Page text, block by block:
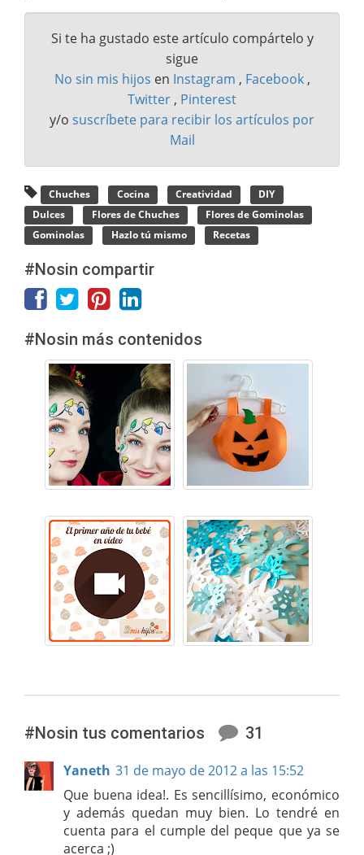
Si te ha gustado este artículo compártelo y
sigue
No sin mis hijos en Instagram , Facebook ,
Twitter , Pinterest
y/o suscríbete para recibir los artículos por
Mail
Chuches Cocina Creatividad
DIY
Dulces
Flores de Chuches
Flores de Gominolas
Gominolas
Hazlo tú mismo Recetas
#Nosin compartir
#Nosin más contenidos
#Nosin tus comentarios 31
Yaneth 31 de mayo de 2012 a las 15:52
Que buena idea!. Es sencillísimo, económico
y además quedan muy bien. Lo tendré en
cuenta para el cumple del peque que ya se
acerca ;)